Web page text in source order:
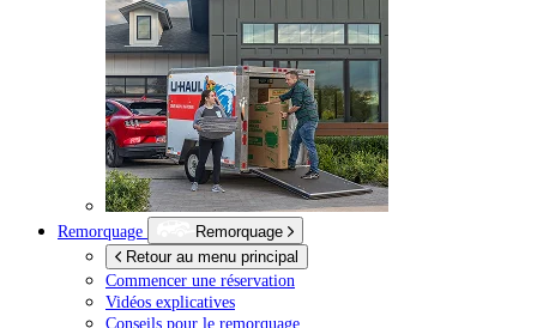
Remorquage
Remorquage
Retour au menu principal
Commencer une réservation
Vidéos explicatives
Conseils pour le remorquage